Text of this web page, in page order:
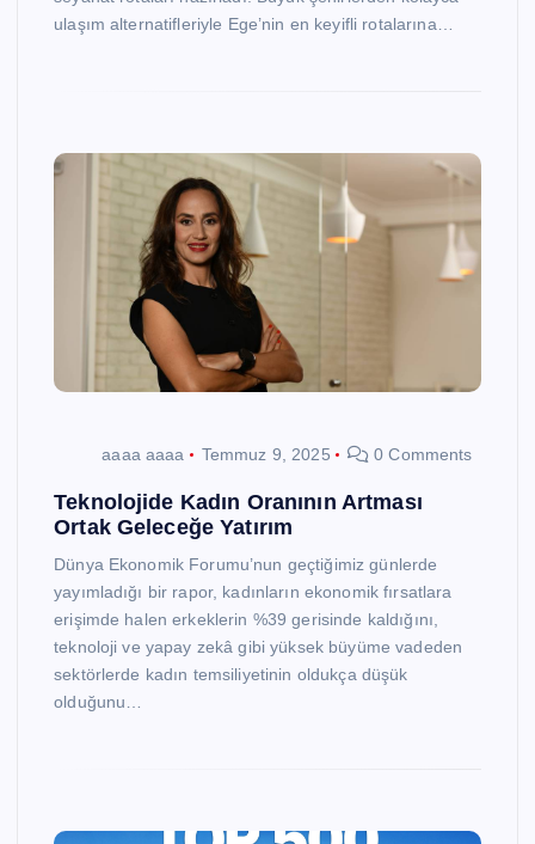
ulaşım alternatifleriyle Ege’nin en keyifli rotalarına…
aaaa aaaa Temmuz 9, 2025 0 Comments
Teknolojide Kadın Oranının Artması
Ortak Geleceğe Yatırım
Dünya Ekonomik Forumu’nun geçtiğimiz günlerde
yayımladığı bir rapor, kadınların ekonomik fırsatlara
erişimde halen erkeklerin %39 gerisinde kaldığını,
teknoloji ve yapay zekâ gibi yüksek büyüme vadeden
sektörlerde kadın temsiliyetinin oldukça düşük
olduğunu…